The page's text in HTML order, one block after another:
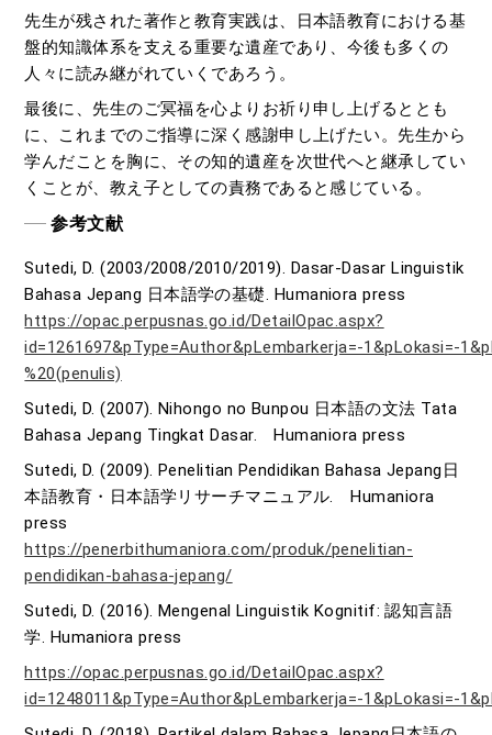
先生が残された著作と教育実践は、日本語教育における基
盤的知識体系を支える重要な遺産であり、今後も多くの
人々に読み継がれていくであろう。
最後に、先生のご冥福を心よりお祈り申し上げるととも
に、これまでのご指導に深く感謝申し上げたい。先生から
学んだことを胸に、その知的遺産を次世代へと継承してい
くことが、教え子としての責務であると感じている。
参考文献
Sutedi, D. (2003/2008/2010/2019). Dasar-Dasar Linguistik
Bahasa Jepang 日本語学の基礎. Humaniora press
https://opac.perpusnas.go.id/DetailOpac.aspx?
id=1261697&pType=Author&pLembarkerja=-1&pLokasi=-
%20(penulis)
Sutedi, D. (2007). Nihongo no Bunpou 日本語の文法 Tata
Bahasa Jepang Tingkat Dasar. Humaniora press
Sutedi, D. (2009). Penelitian Pendidikan Bahasa Jepang日
本語教育・日本語学リサーチマニュアル. Humaniora
press
https://penerbithumaniora.com/produk/penelitian-
pendidikan-bahasa-jepang/
Sutedi, D. (2016). Mengenal Linguistik Kognitif: 認知言語
学. Humaniora press
https://opac.perpusnas.go.id/DetailOpac.aspx?
id=1248011&pType=Author&pLembarkerja=-1&pLokasi=-